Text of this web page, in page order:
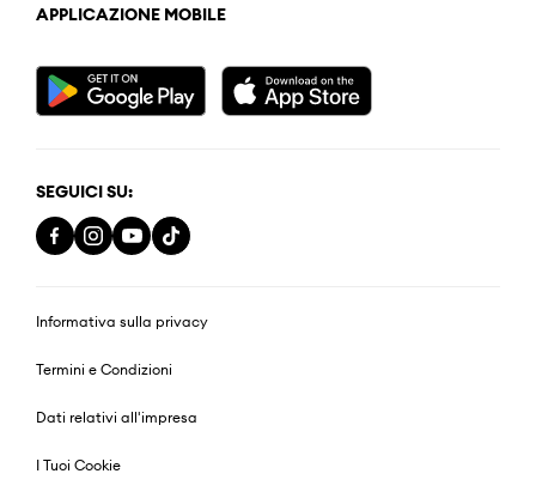
APPLICAZIONE MOBILE
SEGUICI SU:
Informativa sulla privacy
Termini e Condizioni
Dati relativi all'impresa
I Tuoi Cookie